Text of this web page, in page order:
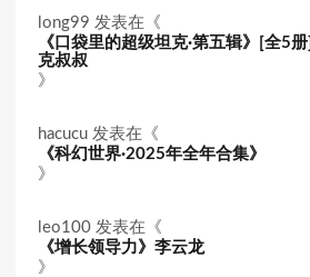
long99 发表在《
《口袋里的超级坦克·第五辑》[全5
克叔叔
》
hacucu 发表在《
《科幻世界·2025年全年合集》
》
leo100 发表在《
《增长领导力》李云龙
》